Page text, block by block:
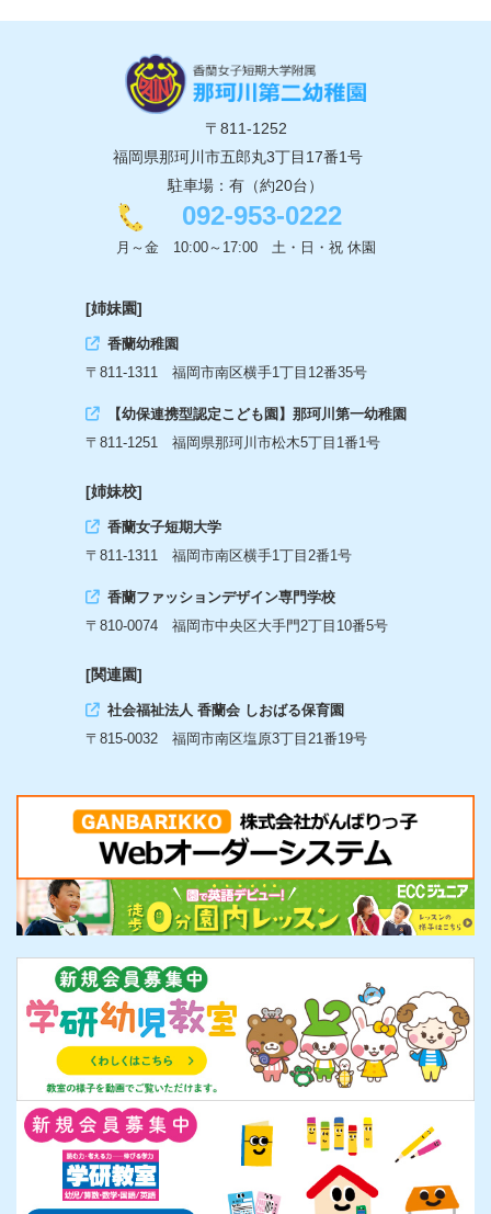
〒811-1252
福岡県那珂川市五郎丸3丁目17番1号
駐車場：有（約20台）
092-953-0222
月～金 10:00～17:00 土・日・祝 休園
[姉妹園]
香蘭幼稚園
〒811-1311 福岡市南区横手1丁目12番35号
【幼保連携型認定こども園】那珂川第一幼稚園
〒811-1251 福岡県那珂川市松木5丁目1番1号
[姉妹校]
香蘭女子短期大学
〒811-1311 福岡市南区横手1丁目2番1号
香蘭ファッションデザイン専門学校
〒810-0074 福岡市中央区大手門2丁目10番5号
[関連園]
社会福祉法人 香蘭会 しおばる保育園
〒815-0032 福岡市南区塩原3丁目21番19号